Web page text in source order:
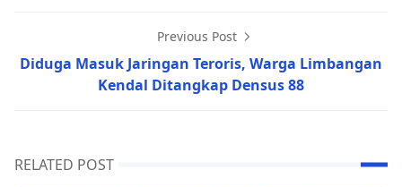
Previous Post
Diduga Masuk Jaringan Teroris, Warga Limbangan
Kendal Ditangkap Densus 88
RELATED POST